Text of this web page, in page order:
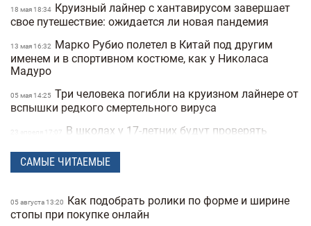
18 мая 18:34
Круизный лайнер с хантавирусом завершает
свое путешествие: ожидается ли новая пандемия
13 мая 16:32
Марко Рубио полетел в Китай под другим
именем и в спортивном костюме, как у Николаса
Мадуро
05 мая 14:25 Три человека погибли на круизном лайнере от
вспышки редкого смертельного вируса
23 апреля 17:07
В школах у 17-летних будут проверять
Полиция Мексики несколько дней не могла
21 апреля 16:19
"Не спасайте меня, помогите папе" —
прокуратура показала видео с полицейских
САМЫЕ ЧИТАЕМЫЕ
05 августа 13:20
Как подобрать ролики по форме и ширине
стопы при покупке онлайн